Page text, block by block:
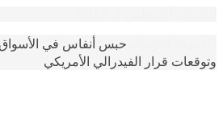
حبس أنفاس في الأسواق.. أسعار
قرار الفيدرالي الأمريكي